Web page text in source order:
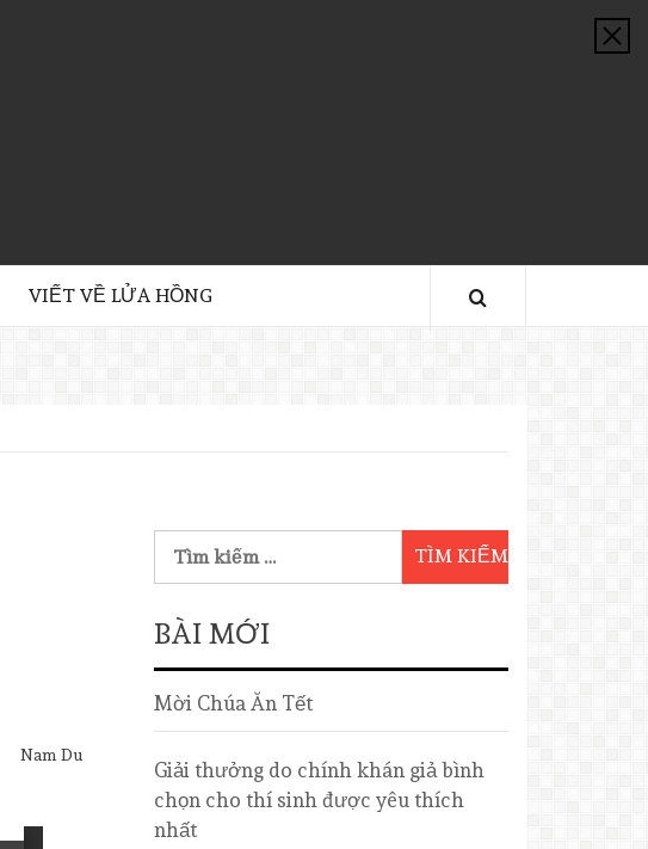
VIẾT VỀ LỬA HỒNG
Nam Du
BÀI MỚI
Mời Chúa Ăn Tết
Giải thưởng do chính khán giả bình
chọn cho thí sinh được yêu thích
nhất